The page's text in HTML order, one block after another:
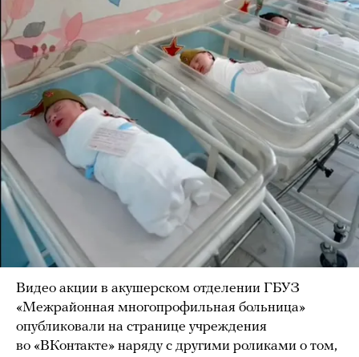
Видео акции в акушерском отделении ГБУЗ
«Межрайонная многопрофильная больница»
опубликовали на странице учреждения
во «ВКонтакте» наряду с другими роликами о том,